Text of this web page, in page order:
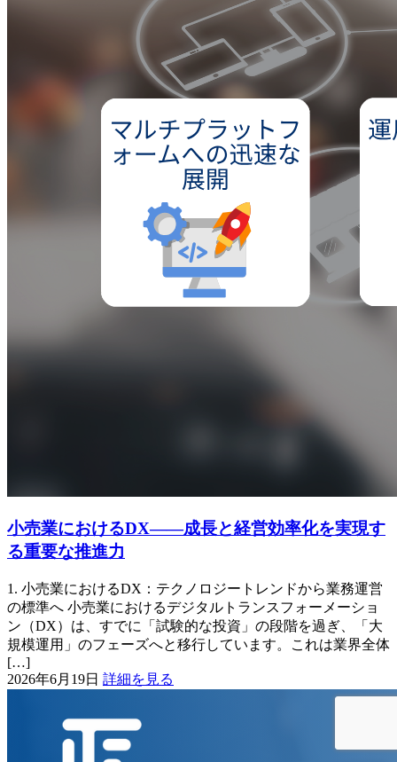
小売業におけるDX――成長と経営効率化を実現す
る重要な推進力
1. 小売業におけるDX：テクノロジートレンドから業務運営
の標準へ 小売業におけるデジタルトランスフォーメーショ
ン（DX）は、すでに「試験的な投資」の段階を過ぎ、「大
規模運用」のフェーズへと移行しています。これは業界全体
[…]
2026年6月19日 詳細を見る